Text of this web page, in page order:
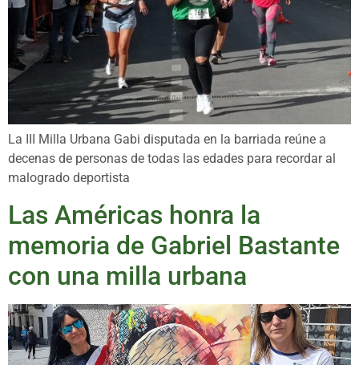
La III Milla Urbana Gabi disputada en la barriada reúne a
decenas de personas de todas las edades para recordar al
malogrado deportista
Las Américas honra la
memoria de Gabriel Bastante
con una milla urbana